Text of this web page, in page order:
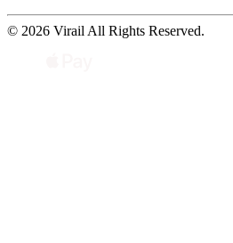
© 2026 Virail All Rights Reserved.